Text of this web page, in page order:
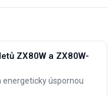
ZX80W a ZX80W-
energeticky úspornou